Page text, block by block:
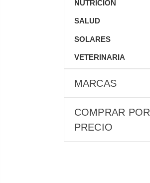
NUTRICIÓN
SALUD
SOLARES
VETERINARIA
MARCAS
COMPRAR POR
PRECIO